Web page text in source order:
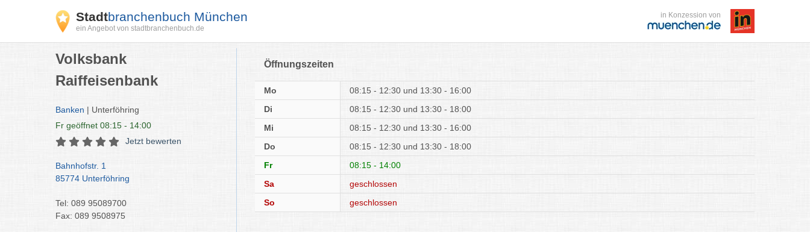
Stadtbranchenbuch München
ein Angebot von stadtbranchenbuch.de
in Konzession von
Volksbank
Raiffeisenbank
Banken | Unterföhring
Fr geöffnet 08:15 - 14:00
Jetzt bewerten
Bahnhofstr. 1
85774 Unterföhring
Tel: 089 95089700
Fax: 089 9508975
Öffnungszeiten
Mo 08:15 - 12:30
13:30 - 16:00
Di
08:15 - 12:30
13:30 - 18:00
Mi
08:15 - 12:30
13:30 - 16:00
Do
08:15 - 12:30
13:30 - 18:00
Fr
08:15 - 14:00
Sa
geschlossen
So
geschlossen